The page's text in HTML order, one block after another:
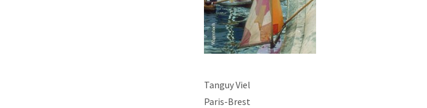
Tanguy Viel
Paris-Brest